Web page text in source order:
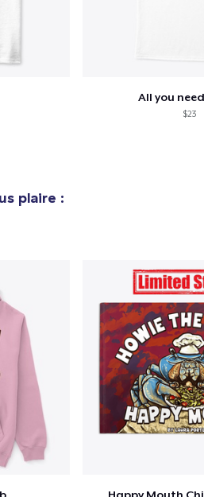
All you
$23
plaire :